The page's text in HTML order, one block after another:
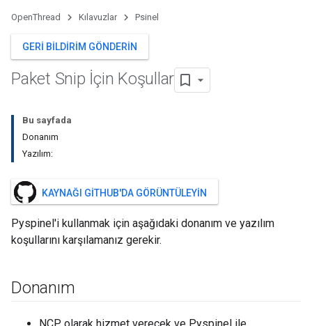
OpenThread Kılavuzlar Psinel
GERI BILDIRIM GÖNDERIN
Paket Snip İçin Koşullar
Bu sayfada
Donanım
Yazılım:
KAYNAĞI GITHUB'DA GÖRÜNTÜLEYIN
Pyspinel'i kullanmak için aşağıdaki donanım ve yazılım
koşullarını karşılamanız gerekir.
Donanım